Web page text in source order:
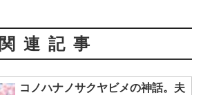
関連記事
コノハナノサクヤビメの神話。夫